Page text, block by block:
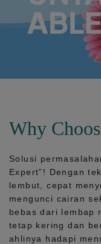
Why
Solusi
Expert”! Dengan
lembut, cepat
mengunci cairan
bebas dari lembap
tetap kering dan
ahlinya hadapi